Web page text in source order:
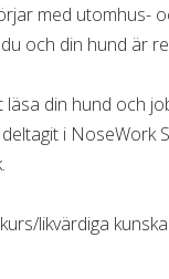
med utomhus-
och din hund är
din hund och
i NoseWork
likvärdiga